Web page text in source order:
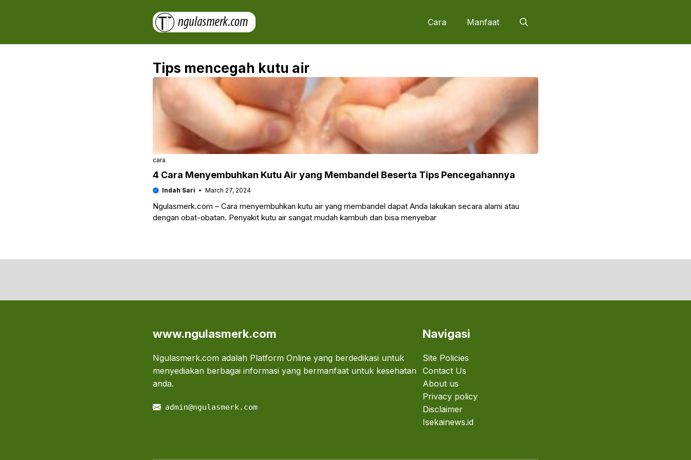
Cara Manfaat
Tips mencegah kutu air
cara
4 Cara Menyembuhkan Kutu Air yang Membandel Beserta Tips Pencegahannya
Indah Sari March 27, 2024
Ngulasmerk.com – Cara menyembuhkan kutu air yang membandel dapat Anda lakukan secara alami atau
dengan obat-obatan. Penyakit kutu air sangat mudah kambuh dan bisa menyebar
www.ngulasmerk.com
Ngulasmerk.com adalah Platform Online yang berdedikasi untuk
menyediakan berbagai informasi yang bermanfaat untuk kesehatan
anda.
admin@ngulasmerk.com
Navigasi
Site Policies
Contact Us
About us
Privacy policy
Disclaimer
Isekainews.id